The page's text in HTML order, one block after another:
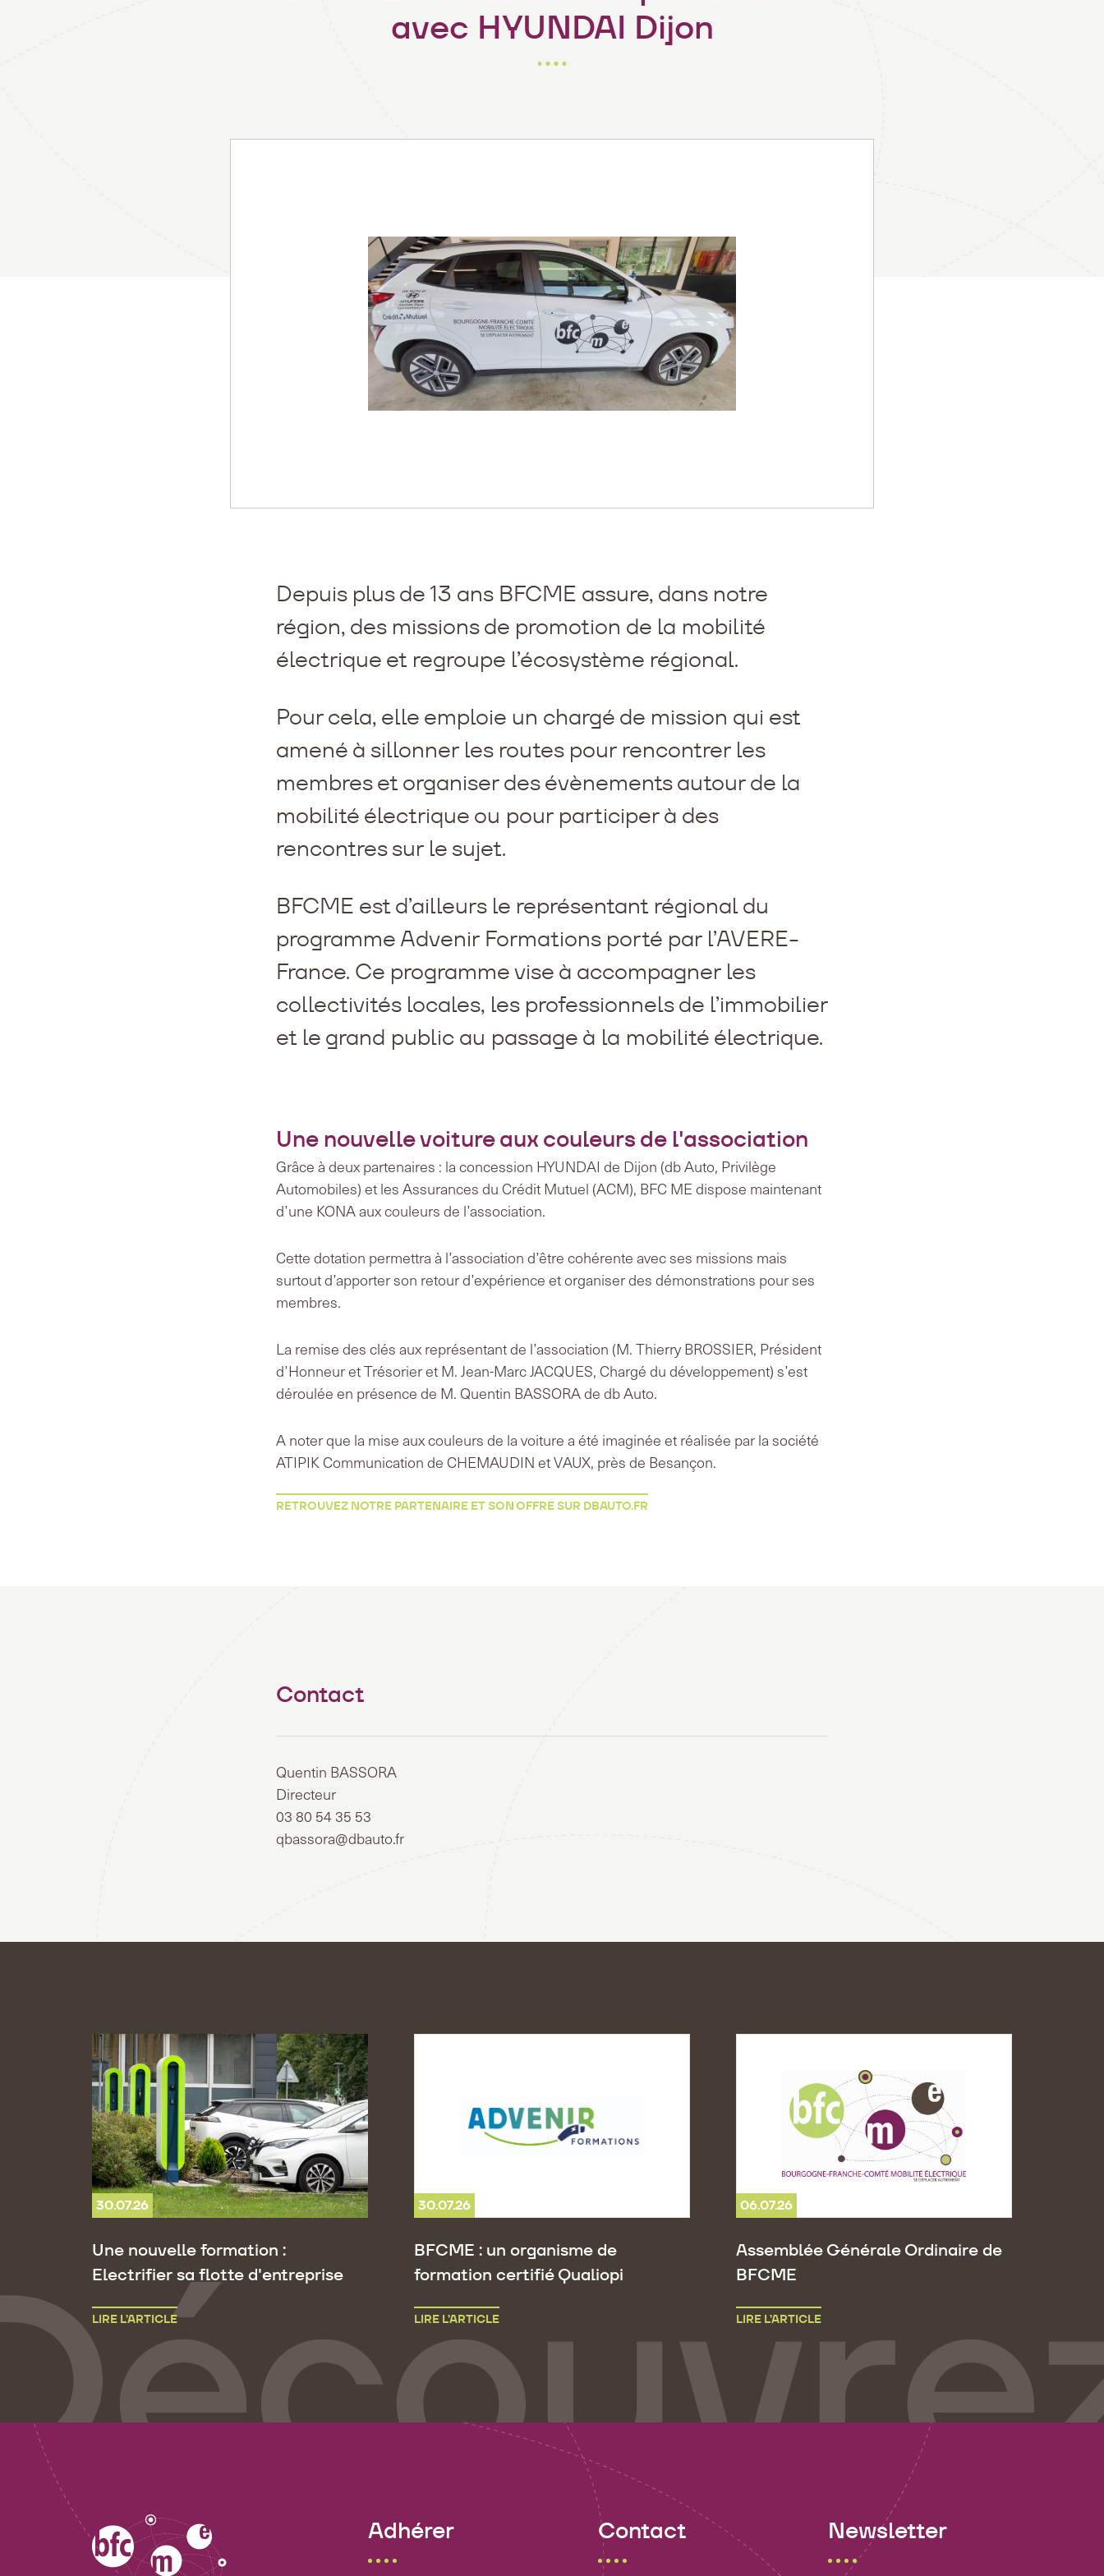
avec HYUNDAI Dijon
Depuis plus de 13 ans BFCME assure, dans notre
région, des missions de promotion de la mobilité
électrique et regroupe l’écosystème régional.
Pour cela, elle emploie un chargé de mission qui est
amené à sillonner les routes pour rencontrer les
membres et organiser des évènements autour de la
mobilité électrique ou pour participer à des
rencontres sur le sujet.
BFCME est d’ailleurs le représentant régional du
programme Advenir Formations porté par l’AVERE-
France. Ce programme vise à accompagner les
collectivités locales, les professionnels de l’immobilier
et le grand public au passage à la mobilité électrique.
Une nouvelle voiture aux couleurs de l'association
Grâce à deux partenaires : la concession HYUNDAI de Dijon (db Auto, Privilège
Automobiles) et les Assurances du Crédit Mutuel (ACM), BFC ME dispose maintenant
d’une KONA aux couleurs de l’association.
Cette dotation permettra à l’association d’être cohérente avec ses missions mais
surtout d’apporter son retour d’expérience et organiser des démonstrations pour ses
membres.
La remise des clés aux représentant de l’association (M. Thierry BROSSIER, Président
d’Honneur et Trésorier et M. Jean-Marc JACQUES, Chargé du développement) s’est
déroulée en présence de M. Quentin BASSORA de db Auto.
A noter que la mise aux couleurs de la voiture a été imaginée et réalisée par la société
ATIPIK Communication de CHEMAUDIN et VAUX, près de Besançon.
RETROUVEZ NOTRE PARTENAIRE ET SON OFFRE SUR DBAUTO.FR
Contact
Quentin BASSORA
Directeur
03 80 54 35 53
qbassora@dbauto.fr
30.07.26
Une nouvelle formation :
Electrifier sa flotte d'entreprise
LIRE L’ARTICLE
30.07.26
BFCME : un organisme de
formation certifié Qualiopi
LIRE L’ARTICLE
06.07.26
Assemblée Générale Ordinaire de
BFCME
LIRE L’ARTICLE
Adhérer Contact Newsletter